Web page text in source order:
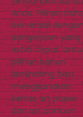
Anda. Pilihan
bervariasi
pengerjaan yang
extra cepat.
pilihan bahan
laminating bisa
menggunakan
kertas art paper
dan art cartoon